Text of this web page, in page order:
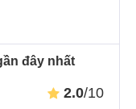
đây nhất
2.0/10